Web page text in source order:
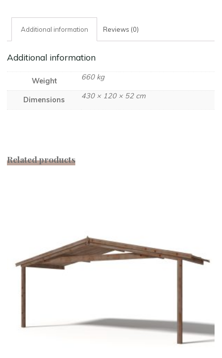
Additional information Reviews (0)
Additional information
Weight 660 kg
Dimensions 430 × 120 × 52 cm
Related products